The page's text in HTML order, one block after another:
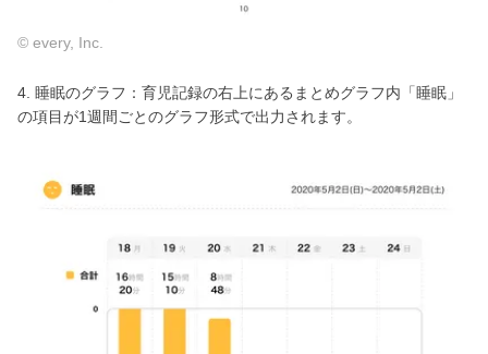
© every, Inc.
4. 睡眠のグラフ：育児記録の右上にあるまとめグラフ内「睡眠」
の項目が1週間ごとのグラフ形式で出力されます。